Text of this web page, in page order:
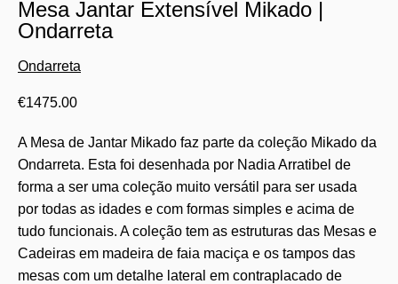
Mesa Jantar Extensível Mikado |
Ondarreta
Ondarreta
€1475.00
A Mesa de Jantar Mikado faz parte da coleção Mikado da
Ondarreta. Esta foi desenhada por Nadia Arratibel de
forma a ser uma coleção muito versátil para ser usada
por todas as idades e com formas simples e acima de
tudo funcionais. A coleção tem as estruturas das Mesas e
Cadeiras em madeira de faia maciça e os tampos das
mesas com um detalhe lateral em contraplacado de